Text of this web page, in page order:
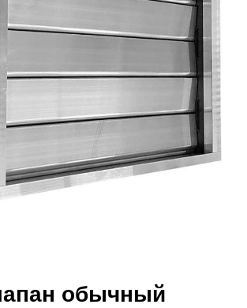
обычный